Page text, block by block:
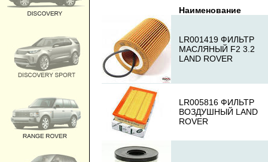
Наименование
LR001419 ФИЛЬТР
МАСЛЯНЫЙ F2 3.2
LAND ROVER
LR005816 ФИЛЬТР
ВОЗДУШНЫЙ LAND
ROVER